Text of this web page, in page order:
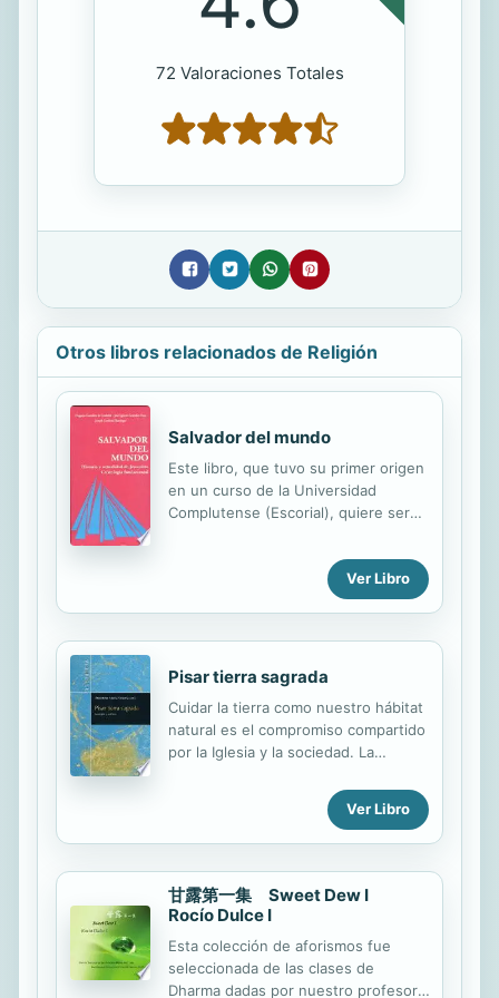
72 Valoraciones Totales
Otros libros relacionados de Religión
Salvador del mundo
Este libro, que tuvo su primer origen
en un curso de la Universidad
Complutense (Escorial), quiere ser
Jesús: su historia, misterio y misión.
Ver Libro
Pisar tierra sagrada
Cuidar la tierra como nuestro hábitat
natural es el compromiso compartido
por la Iglesia y la sociedad. La
movimientos feministas reflexionan
de forma interdisciplinar sobre el
ejercicio de la responsabilidad
aspecto un punto común de diálogo.
El reto biofílico es también político
antropocéntrica y androcéntrica de
dominación que se refleja en
Ver Libro
甘露第一集 Sweet Dew Ι
Rocío Dulce Ι
Esta colección de aforismos fue
seleccionada de las clases de
Dharma dadas por nuestro profesor,